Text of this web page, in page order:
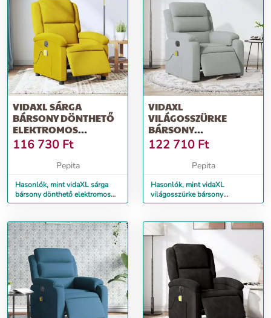
VIDAXL SÁRGA
BÁRSONY DÖNTHETŐ
ELEKTROMOS
MASSZÁZSFOTEL
116 730 Ft
Pepita
Hasonlók, mint vidaXL sárga
bársony dönthető elektromos
masszázsfotel
VIDAXL
VILÁGOSSZÜRKE
BÁRSONY
ELEKTROMOS
DÖNTHETŐ
MASSZÁZSFOTEL
122 710 Ft
Pepita
Hasonlók, mint vidaXL
világosszürke bársony
elektromos dönthető